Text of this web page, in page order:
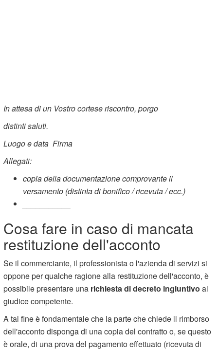
In attesa di un Vostro cortese riscontro, porgo
distinti saluti.
Luogo e data Firma
Allegati:
copia della documentazione comprovante il
versamento (distinta di bonifico / ricevuta / ecc.)
Cosa fare in caso di mancata
restituzione dell'acconto
Se il commerciante, il professionista o l'azienda di servizi si
oppone per qualche ragione alla restituzione dell'acconto, è
possibile presentare una richiesta di decreto ingiuntivo al
giudice competente.
A tal fine è fondamentale che la parte che chiede il rimborso
dell'acconto disponga di una copia del contratto o, se questo
è orale, di una prova del pagamento effettuato (ricevuta di